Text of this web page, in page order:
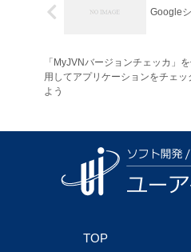
Google
「MyJVNバージョンチェッカ」
用してアプリケーションをチェッ
よう
TOP